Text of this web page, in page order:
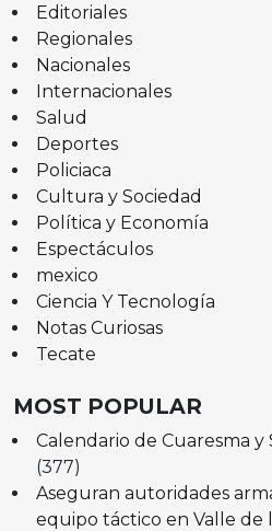
Editoriales
Regionales
Nacionales
Internacionales
Salud
Deportes
Policiaca
Cultura y Sociedad
Política y Economía
Espectáculos
mexico
Ciencia Y Tecnología
Notas Curiosas
Tecate
MOST POPULAR
Calendario de Cuaresma y
(377)
Aseguran autoridades
equipo táctico en Valle de